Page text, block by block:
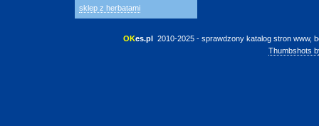
sklep z herbatami
OKes.pl 2010-2025 - sprawdzony katalog stron www,
Thumbshots